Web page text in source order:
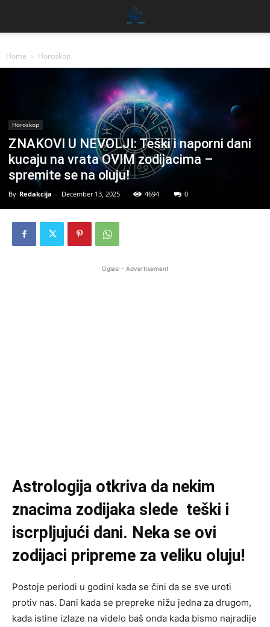
Home Horoskop
Horoskop
ZNAKOVI U NEVOLJI: Teški i naporni dani
kucaju na vrata OVIM zodijacima –
spremite se na oluju!
By Redakcija - December 13, 2025 4694 0
Oglasi - Advertisement
Astrologija otkriva da nekim
znacima zodijaka slede teški i
iscrpljujući dani. Neka se ovi
zodijaci pripreme za veliku oluju!
Postoje periodi u godini kada se čini da se sve uroti
protiv nas. Dani kada se prepreke nižu jedna za drugom,
kada istine izlaze na videlo baš onda kada bismo najradije